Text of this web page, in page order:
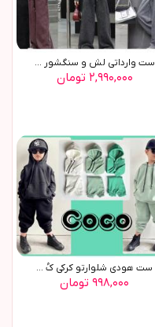
ست وارداتي لش و سنگشور ...
۲,۹۹۰,۰۰۰ تومان
ست هودی شلوارتو کرکی کُ ...
۹۹۸,۰۰۰ تومان